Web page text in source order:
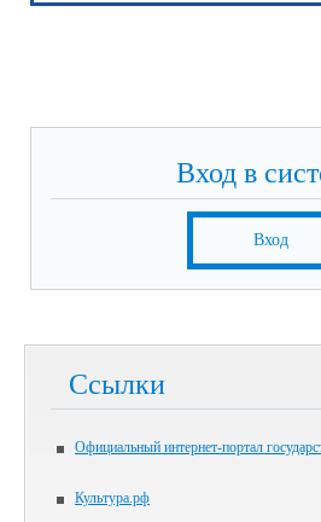
Вход в
Вход
Ссылки
Официальный интернет-портал
Культура.рф